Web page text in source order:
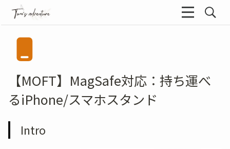
【MOFT】MagSafe対応：持ち運べ
るiPhone/スマホスタンド
Intro